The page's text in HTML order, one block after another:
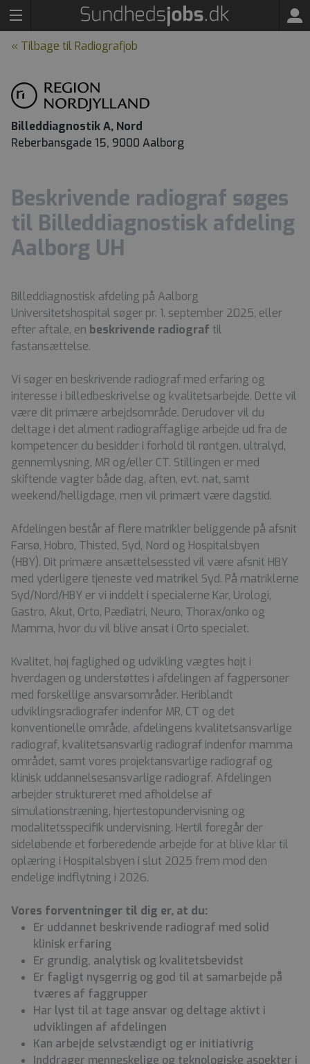
« Tilbage til Radiografjob
Billeddiagnostik A, Nord
Reberbansgade 15, 9000 Aalborg
Beskrivende radiograf søges
til Billeddiagnostisk afdeling
Aalborg UH
Billeddiagnostisk afdeling på Aalborg
Universitetshospital søger pr. 1. september 2025, eller
efter aftale, en beskrivende radiograf til
fastansættelse.
Vi søger en beskrivende radiograf med erfaring og
interesse i billedbeskrivelse og kvalitetsarbejde. Dette vil
være dit primære arbejdsområde. Derudover vil du
deltage i det alment radiograffaglige arbejde ud fra de
kompetencer du besidder i forhold til røntgen, ultralyd,
gennemlysning, MR og/eller CT. Stillingen er med
skiftende vagter både dag, aften, evt. nat, samt
weekend/helligdage, men vil primært være dagstid.
Afdelingen består af flere matrikler beliggende på afsnit
Farsø, Hobro, Thisted, Syd, Nord og Hospitalsbyen
(HBY). Dit primære ansættelsessted vil være afsnit HBY
med yderligere tjeneste ved matrikel Syd. På matriklerne
Syd/Nord/HBY er vi inddelt i specialerne Kar, Urologi,
Gastro, Akut, Orto, Pædiatri, Neuro, Thorax/onko og
Mamma, hvor du vil blive ansat i Orto specialet.
Kvalitet, høj faglighed og udvikling vægtes højt i
hverdagen og understøttes i afdelingen af fagpersoner
med forskellige ansvarsområder. Heriblandt
udviklingsradiografer indenfor MR, CT og det
konventionelle område, afdelingens kvalitetsansvarlige
radiograf, kvalitetsansvarlig radiograf indenfor mamma
området, samt vores projektansvarlige radiograf og
klinisk uddannelsesansvarlige radiograf. Afdelingen
arbejder struktureret med afholdelse af
simulationstræning, hjertestopundervisning og
modalitetsspecifik undervisning. Hertil foregår der
sideløbende et forberedende arbejde for at blive klar til
oplæring i Hospitalsbyen i slut 2025 frem mod den
endelige indflytning i 2026.
Vores forventninger til dig er, at du:
Er uddannet beskrivende radiograf med solid
klinisk erfaring
Er grundig, analytisk og kvalitetsbevidst
Er fagligt nysgerrig og god til at samarbejde på
tværes af faggrupper
Har lyst til at tage ansvar og deltage aktivt i
udviklingen af afdelingen
Kan arbejde selvstændigt og er initiativrig
Inddrager menneskelige og teknologiske aspekter i